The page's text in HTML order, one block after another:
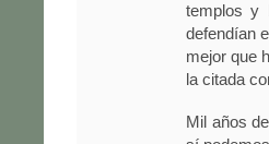
templos y
defendían
mejor que
la citada
Mil años